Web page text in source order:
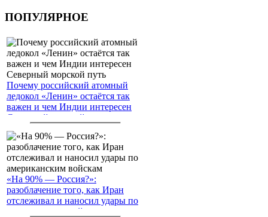
ПОПУЛЯРНОЕ
Почему российский атомный
ледокол «Ленин» остаётся так
важен и чем Индии интересен
Северный морской путь
«На 90% — Россия?»:
разоблачение того, как Иран
отслеживал и наносил удары по
американским войскам